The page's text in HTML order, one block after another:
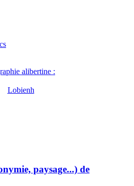
alibertine :
Lobienh
paysage...) de